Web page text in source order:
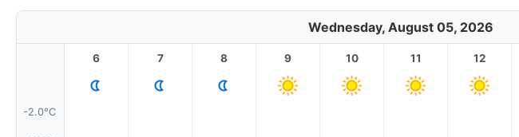
Wednesday, August 05, 2026
-2.0°C
6 7 8 9 10 11 12